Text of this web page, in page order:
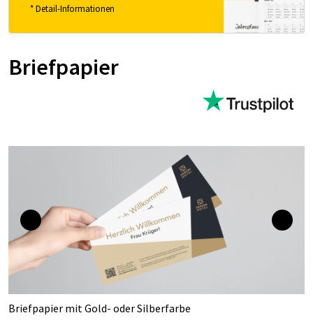
* Detail-Informationen
Briefpapier
Briefpapier mit Gold- oder Silberfarbe